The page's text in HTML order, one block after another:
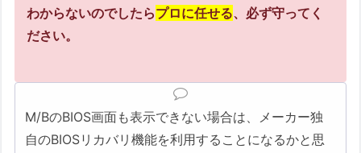
わからないのでしたらプロに任せる、必ず守ってく
ださい。
M/BのBIOS画面も表示できない場合は、メーカー独
自のBIOSリカバリ機能を利用することになるかと思